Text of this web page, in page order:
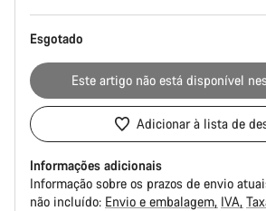
Esgotado
Este artigo não está disponível
Adicionar à lista de
Informações adicionais
Informação sobre os prazos de envio
não incluído: Envio e embalagem IVA